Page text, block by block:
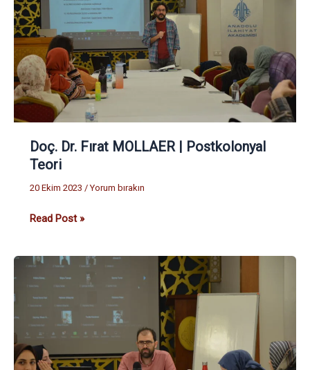
Doç. Dr. Fırat MOLLAER | Postkolonyal
Teori
20 Ekim 2023 /Yorum bırakın
|
Postkolonyal
Teori
Read Post »
Dr.
Öğr.
Üyesi
Abdullah
BAŞARAN
|
Kıta